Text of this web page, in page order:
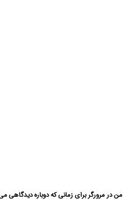
در مرورگر برای زمانی که دوباره دیدگاهی